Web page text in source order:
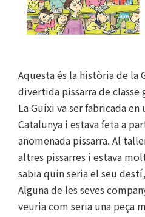
Aquesta és la història de la
divertida pissarra de classe
La Guixi va ser fabricada
Catalunya i estava feta a
anomenada pissarra. Al
altres pissarres i estava
sabia quin seria el seu
Alguna de les seves
veuria com seria una peça